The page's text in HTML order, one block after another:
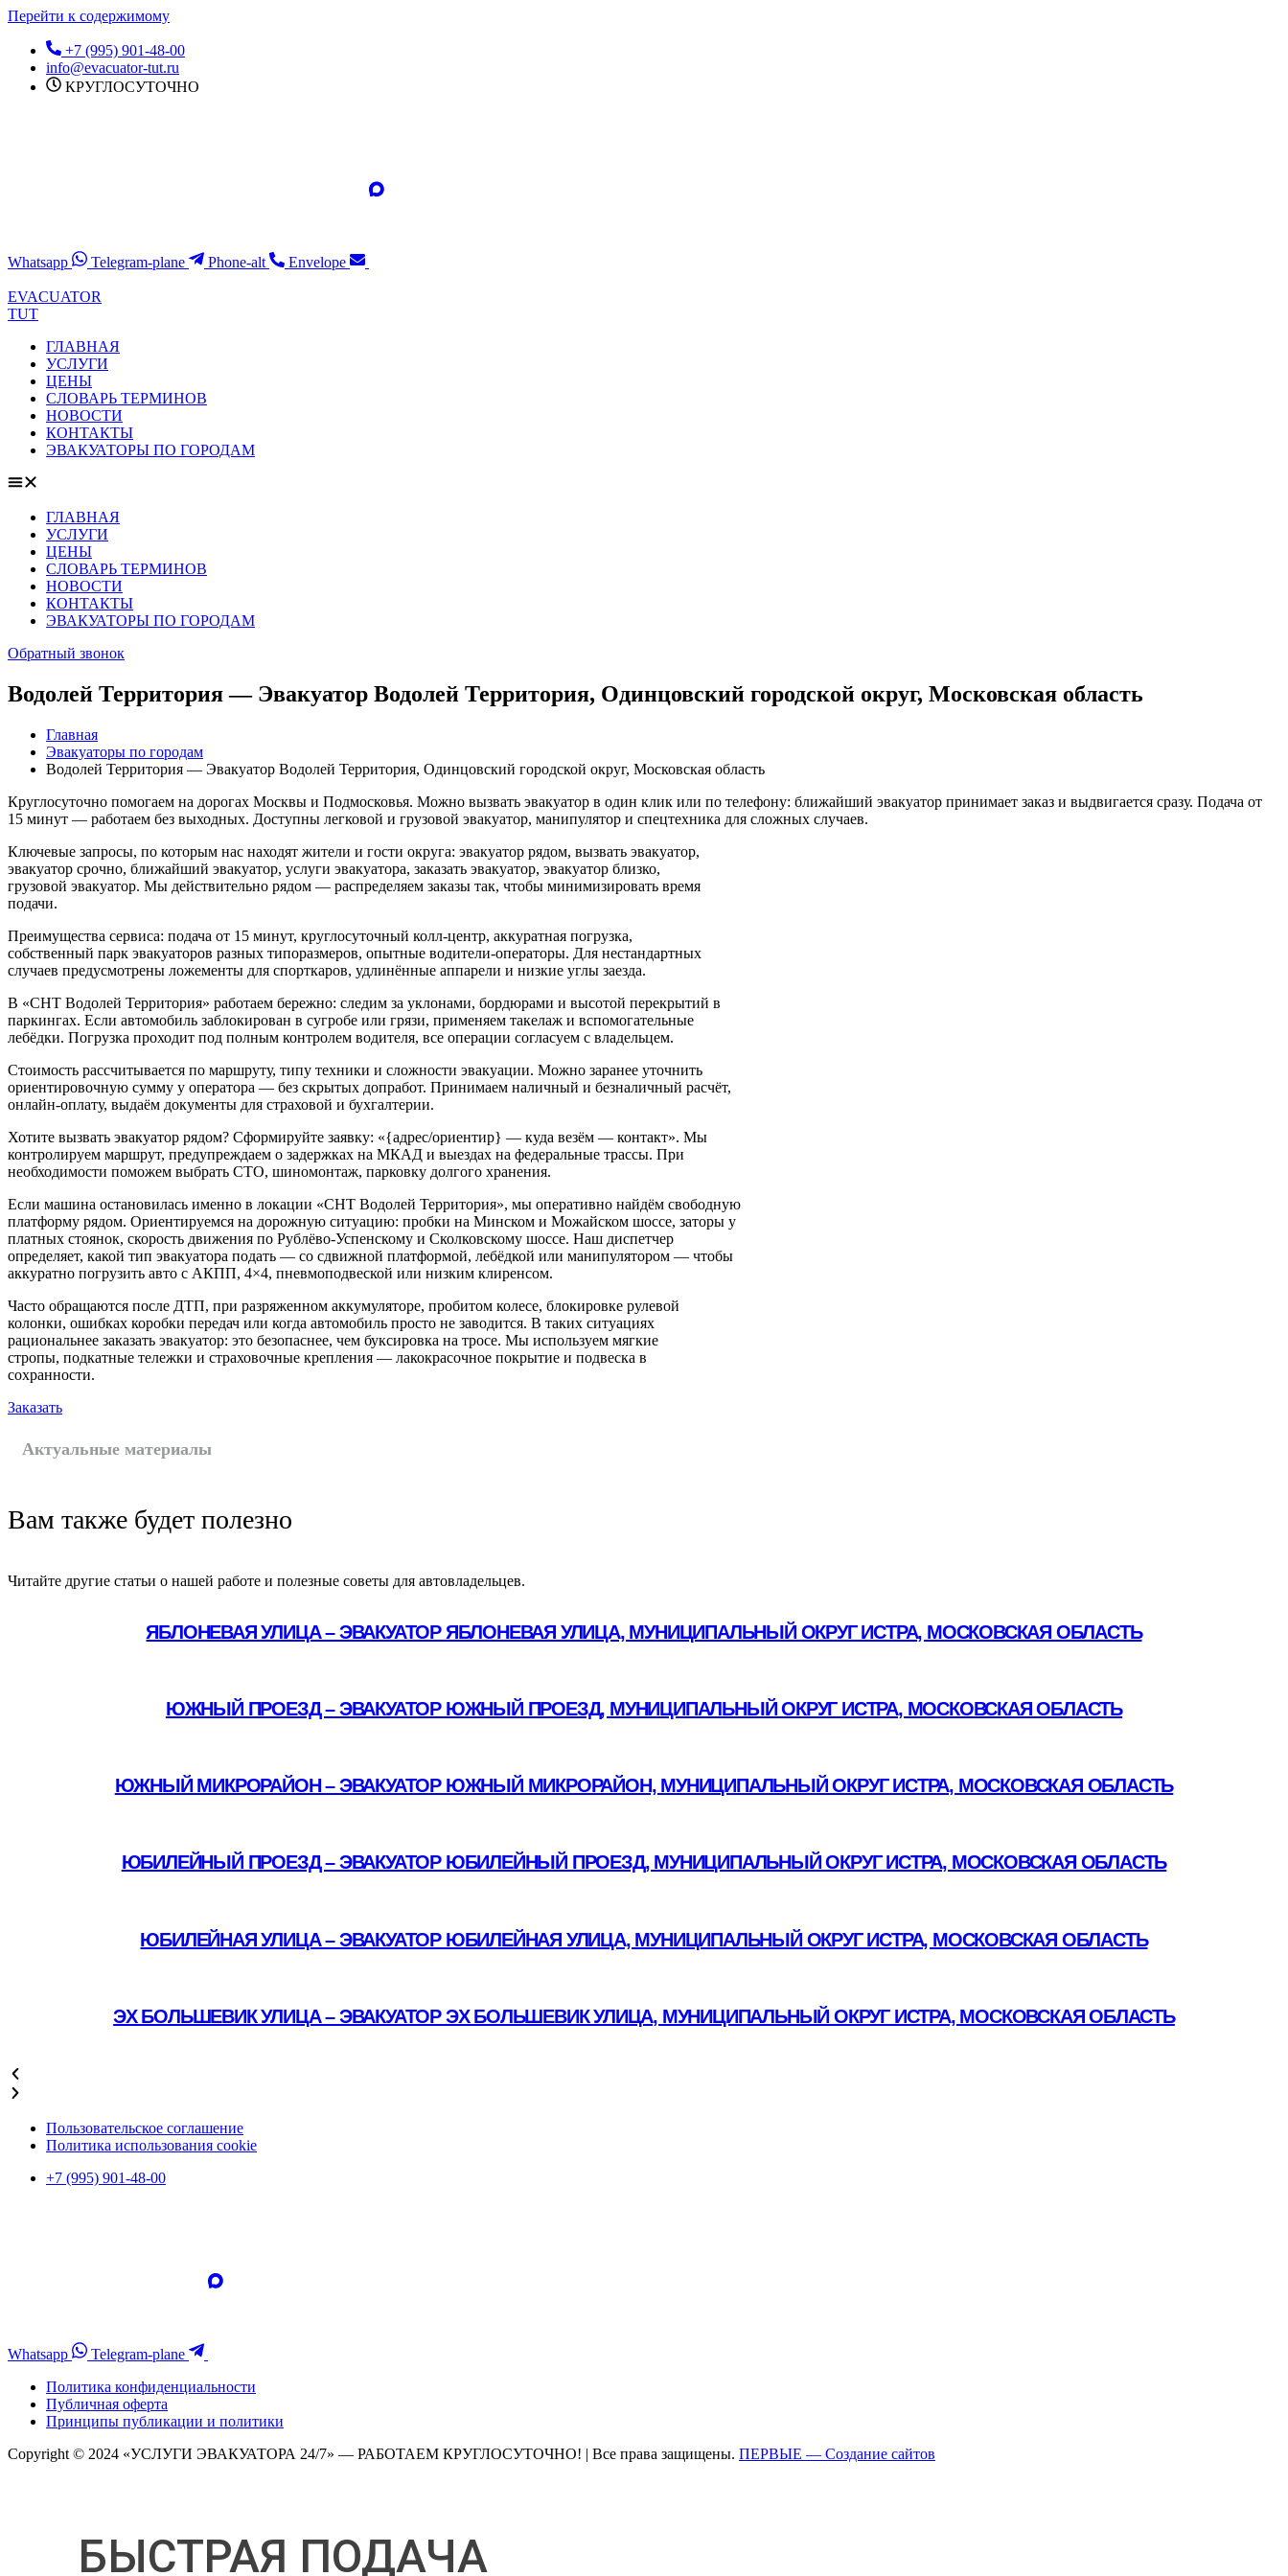
Перейти к содержимому
+7 (995) 901-48-00
info@evacuator-tut.ru
КРУГЛОСУТОЧНО
Whatsapp Telegram-plane Phone-alt Envelope
EVACUATOR
TUT
ГЛАВНАЯ
УСЛУГИ
ЦЕНЫ
СЛОВАРЬ ТЕРМИНОВ
НОВОСТИ
КОНТАКТЫ
ЭВАКУАТОРЫ ПО ГОРОДАМ
ГЛАВНАЯ
УСЛУГИ
ЦЕНЫ
СЛОВАРЬ ТЕРМИНОВ
НОВОСТИ
КОНТАКТЫ
ЭВАКУАТОРЫ ПО ГОРОДАМ
Обратный звонок
Водолей Территория — Эвакуатор Водолей Территория, Одинцовский городской округ, Московская область
Главная
Эвакуаторы по городам
Водолей Территория — Эвакуатор Водолей Территория, Одинцовский городской округ, Московская область
Круглосуточно помогаем на дорогах Москвы и Подмосковья. Можно вызвать эвакуатор в один клик или по телефону: ближайший эвакуатор принимает заказ и выдвигается сразу. Подача от
15 минут — работаем без выходных. Доступны легковой и грузовой эвакуатор, манипулятор и спецтехника для сложных случаев.
Ключевые запросы, по которым нас находят жители и гости округа: эвакуатор рядом, вызвать эвакуатор,
эвакуатор срочно, ближайший эвакуатор, услуги эвакуатора, заказать эвакуатор, эвакуатор близко,
грузовой эвакуатор. Мы действительно рядом — распределяем заказы так, чтобы минимизировать время
подачи.
Преимущества сервиса: подача от 15 минут, круглосуточный колл‑центр, аккуратная погрузка,
собственный парк эвакуаторов разных типоразмеров, опытные водители-операторы. Для нестандартных
случаев предусмотрены ложементы для спорткаров, удлинённые аппарели и низкие углы заезда.
В «СНТ Водолей Территория» работаем бережно: следим за уклонами, бордюрами и высотой перекрытий в
паркингах. Если автомобиль заблокирован в сугробе или грязи, применяем такелаж и вспомогательные
лебёдки. Погрузка проходит под полным контролем водителя, все операции согласуем с владельцем.
Стоимость рассчитывается по маршруту, типу техники и сложности эвакуации. Можно заранее уточнить
ориентировочную сумму у оператора — без скрытых допработ. Принимаем наличный и безналичный расчёт,
онлайн-оплату, выдаём документы для страховой и бухгалтерии.
Хотите вызвать эвакуатор рядом? Сформируйте заявку: «{адрес/ориентир} — куда везём — контакт». Мы
контролируем маршрут, предупреждаем о задержках на МКАД и выездах на федеральные трассы. При
необходимости поможем выбрать СТО, шиномонтаж, парковку долгого хранения.
Если машина остановилась именно в локации «СНТ Водолей Территория», мы оперативно найдём свободную
платформу рядом. Ориентируемся на дорожную ситуацию: пробки на Минском и Можайском шоссе, заторы у
платных стоянок, скорость движения по Рублёво-Успенскому и Сколковскому шоссе. Наш диспетчер
определяет, какой тип эвакуатора подать — со сдвижной платформой, лебёдкой или манипулятором — чтобы
аккуратно погрузить авто с АКПП, 4×4, пневмоподвеской или низким клиренсом.
Часто обращаются после ДТП, при разряженном аккумуляторе, пробитом колесе, блокировке рулевой
колонки, ошибках коробки передач или когда автомобиль просто не заводится. В таких ситуациях
рациональнее заказать эвакуатор: это безопаснее, чем буксировка на тросе. Мы используем мягкие
стропы, подкатные тележки и страховочные крепления — лакокрасочное покрытие и подвеска в
сохранности.
Заказать
Актуальные материалы
Вам также будет полезно
Читайте другие статьи о нашей работе и полезные советы для автовладельцев.
ЯБЛОНЕВАЯ УЛИЦА – ЭВАКУАТОР ЯБЛОНЕВАЯ УЛИЦА, МУНИЦИПАЛЬНЫЙ ОКРУГ ИСТРА, МОСКОВСКАЯ ОБЛАСТЬ
ЮЖНЫЙ ПРОЕЗД – ЭВАКУАТОР ЮЖНЫЙ ПРОЕЗД, МУНИЦИПАЛЬНЫЙ ОКРУГ ИСТРА, МОСКОВСКАЯ ОБЛАСТЬ
ЮЖНЫЙ МИКРОРАЙОН – ЭВАКУАТОР ЮЖНЫЙ МИКРОРАЙОН, МУНИЦИПАЛЬНЫЙ ОКРУГ ИСТРА, МОСКОВСКАЯ ОБЛАСТЬ
ЮБИЛЕЙНЫЙ ПРОЕЗД – ЭВАКУАТОР ЮБИЛЕЙНЫЙ ПРОЕЗД, МУНИЦИПАЛЬНЫЙ ОКРУГ ИСТРА, МОСКОВСКАЯ ОБЛАСТЬ
ЮБИЛЕЙНАЯ УЛИЦА – ЭВАКУАТОР ЮБИЛЕЙНАЯ УЛИЦА, МУНИЦИПАЛЬНЫЙ ОКРУГ ИСТРА, МОСКОВСКАЯ ОБЛАСТЬ
ЭХ БОЛЬШЕВИК УЛИЦА – ЭВАКУАТОР ЭХ БОЛЬШЕВИК УЛИЦА, МУНИЦИПАЛЬНЫЙ ОКРУГ ИСТРА, МОСКОВСКАЯ ОБЛАСТЬ
Пользовательское соглашение
Политика использования cookie
+7 (995) 901-48-00
Whatsapp
Telegram-plane
Политика конфиденциальности
Публичная оферта
Принципы публикации и политики
Copyright © 2024 «УСЛУГИ ЭВАКУАТОРА 24/7» — РАБОТАЕМ КРУГЛОСУТОЧНО! | Все права защищены. ПЕРВЫЕ — Создание сайтов
БЫСТРАЯ ПОДАЧА